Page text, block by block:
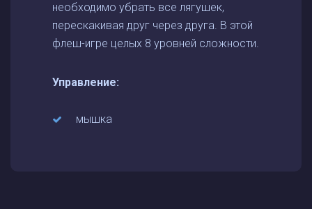
необходимо убрать все лягушек,
перескакивая друг через друга. В этой
флеш-игре целых 8 уровней сложности.
Управление:
мышка